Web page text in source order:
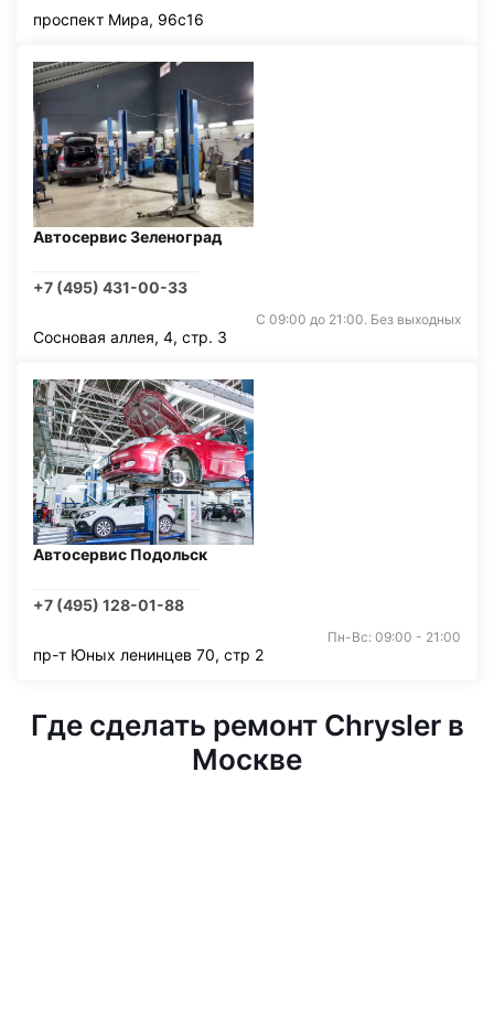
проспект Мира, 96с16
Автосервис Зеленоград
+7 (495) 431-00-33
С 09:00 до 21:00. Без выходных
Сосновая аллея, 4, стр. 3
Автосервис Подольск
+7 (495) 128-01-88
Пн-Вс: 09:00 - 21:00
пр-т Юных ленинцев 70, стр 2
Где сделать ремонт Chrysler в
Москве